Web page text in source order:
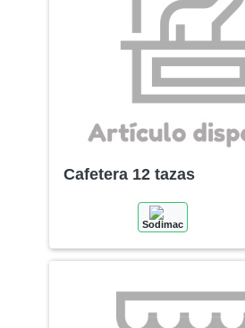
Cafetera 12 tazas
Sodimac